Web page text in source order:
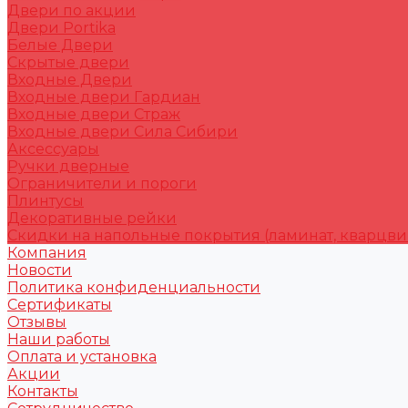
Двери по акции
Двери Portika
Белые Двери
Скрытые двери
Входные Двери
Входные двери Гардиан
Входные двери Страж
Входные двери Сила Сибири
Аксессуары
Ручки дверные
Ограничители и пороги
Плинтусы
Декоративные рейки
Скидки на напольные покрытия (ламинат,
Компания
Новости
Политика конфиденциальности
Сертификаты
Отзывы
Наши работы
Оплата и установка
Акции
Контакты